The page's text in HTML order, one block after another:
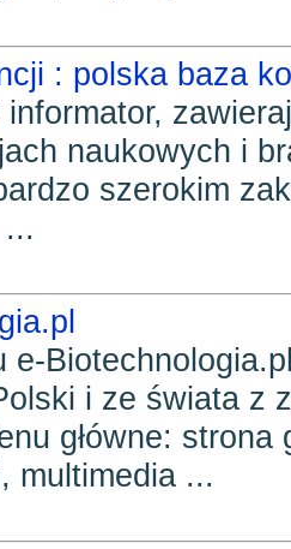
: polska baza
naukowych i
szerokim
e-
i ze świata z
główne:
multimedia ...